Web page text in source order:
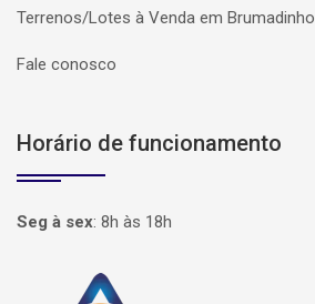
Terrenos/Lotes à Venda em Brumadinho
Fale conosco
Horário de funcionamento
Seg à sex: 8h às 18h
Página inicial